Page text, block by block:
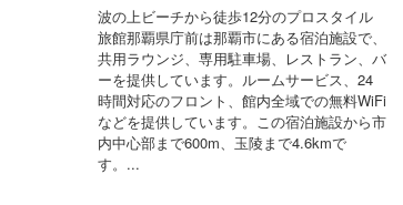
波の上ビーチから徒歩12分のプロスタイル
旅館那覇県庁前は那覇市にある宿泊施設で、
共用ラウンジ、専用駐車場、レストラン、バ
ーを提供しています。ルームサービス、24
時間対応のフロント、館内全域での無料WiFi
などを提供しています。この宿泊施設から市
内中心部まで600m、玉陵まで4.6kmで
す。...